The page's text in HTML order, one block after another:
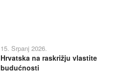
15. Srpanj 2026.
Hrvatska na raskrižju vlastite
budućnosti